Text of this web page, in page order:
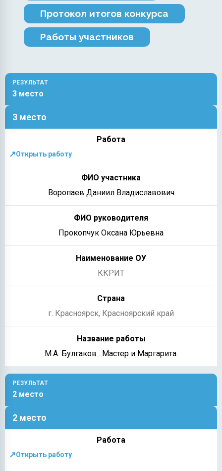
Протокол итогов конкурса
Работы участников
РЕЗУЛЬТАТ
3 место
↗Открыть работу
Воропаев Даниил Владиславович
Прокопчук Оксана Юрьевна
ККРИТ
г. Красноярск, Красноярский край
М.А. Булгаков . Мастер и Маргарита.
3 место
РЕЗУЛЬТАТ
2 место
↗Открыть работу
2 место